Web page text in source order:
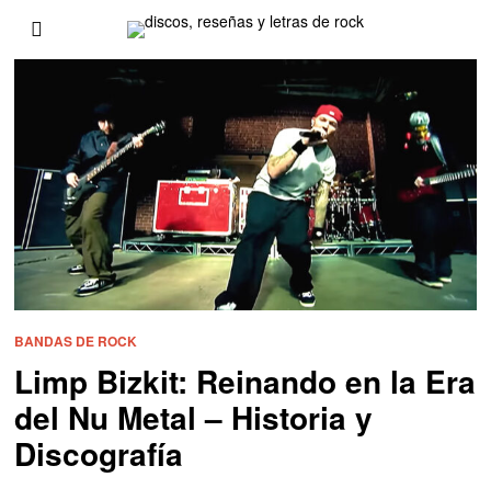
BANDAS DE ROCK
Limp Bizkit: Reinando en la Era
del Nu Metal – Historia y
Discografía